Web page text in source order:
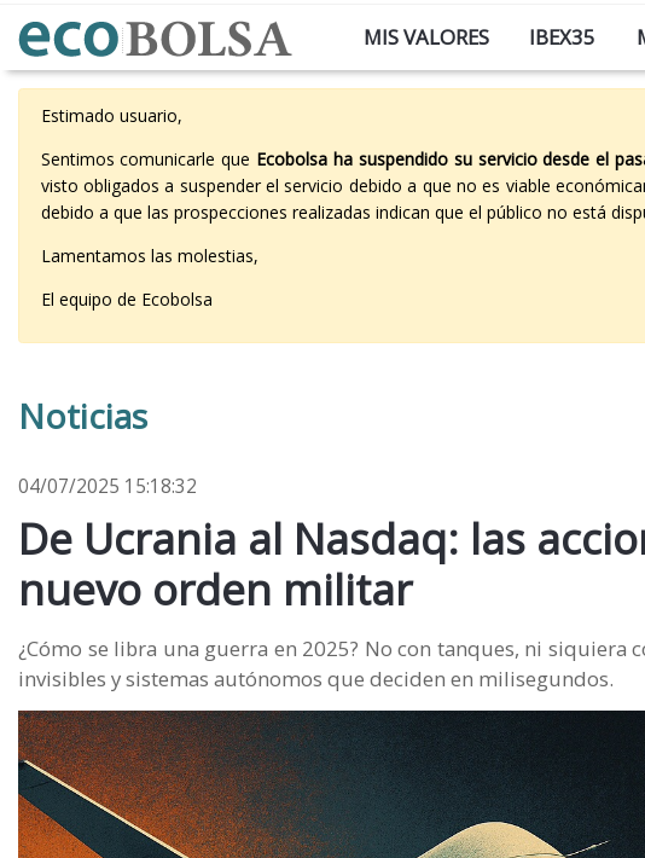
MIS VALORES IBEX35
Estimado usuario,
Sentimos comunicarle que Ecobolsa ha suspendido su servicio desde el
visto obligados a suspender el servicio debido a que no es viable
debido a que las prospecciones realizadas indican que el público no está
Lamentamos las molestias,
El equipo de Ecobolsa
Noticias
04/07/2025 15:18:32
De Ucrania al Nasdaq: las
nuevo orden militar
¿Cómo se libra una guerra en 2025? No con tanques, ni
invisibles y sistemas autónomos que deciden en milisegundos.